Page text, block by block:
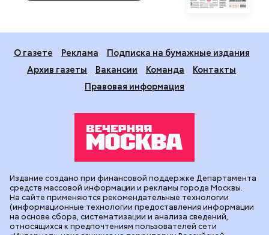
О газете Реклама
Подписка на бумажные издания
Архив газеты
Вакансии Команда
Контакты
Правовая информация
Издание создано при финансовой поддержке Департамента
средств массовой информации и рекламы города Москвы.
На сайте применяются рекомендательные технологии
(информационные технологии предоставления информации
на основе сбора, систематизации и анализа сведений,
относящихся к предпочтениям пользователей сети